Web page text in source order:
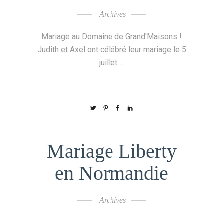
Archives
Mariage au Domaine de Grand'Maisons !
Judith et Axel ont célébré leur mariage le 5
juillet
Mariage Liberty
en Normandie
Archives